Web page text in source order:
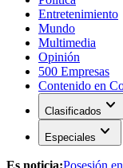
Entretenimiento
Mundo
Multimedia
Opinión
500 Empresas
Contenido en
Clasificados expand_more
Especiales expand_more